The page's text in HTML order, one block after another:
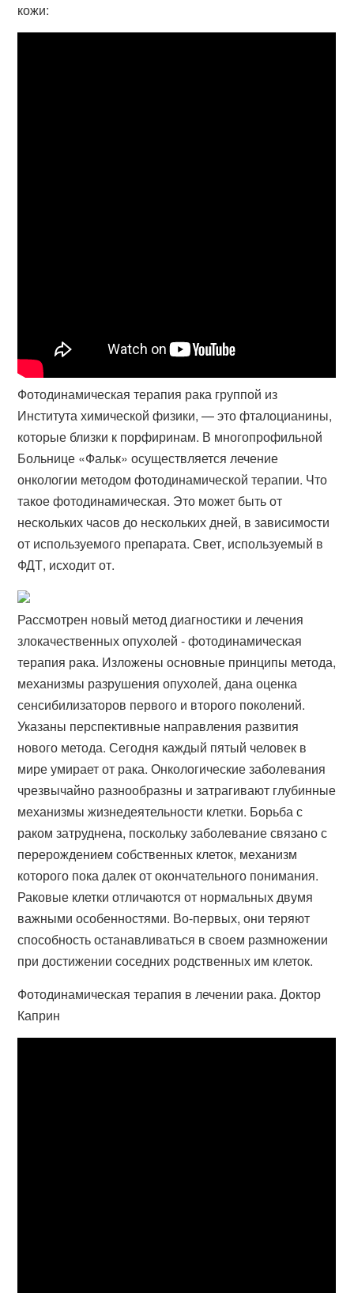
кожи:
Фотодинамическая терапия рака группой из
Института химической физики​, — это фталоцианины,
которые близки к порфиринам. В многопрофильной
Больнице «Фальк» осуществляется лечение
онкологии методом фотодинамической терапии. Что
такое фотодинамическая. Это может быть от
нескольких часов до нескольких дней, в зависимости
от используемого препарата. Свет, используемый в
ФДТ, исходит от.
Рассмотрен новый метод диагностики и лечения
злокачественных опухолей - фотодинамическая
терапия рака. Изложены основные принципы метода,
механизмы разрушения опухолей, дана оценка
сенсибилизаторов первого и второго поколений.
Указаны перспективные направления развития
нового метода. Сегодня каждый пятый человек в
мире умирает от рака. Онкологические заболевания
чрезвычайно разнообразны и затрагивают глубинные
механизмы жизнедеятельности клетки. Борьба с
раком затруднена, поскольку заболевание связано с
перерождением собственных клеток, механизм
которого пока далек от окончательного понимания.
Раковые клетки отличаются от нормальных двумя
важными особенностями. Во-первых, они теряют
способность останавливаться в своем размножении
при достижении соседних родственных им клеток.
Фотодинамическая терапия в лечении рака. Доктор
Каприн